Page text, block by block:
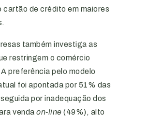
cartão de crédito em maiores
também investiga as
restringem o comércio
preferência pelo modelo
foi apontada por 51% das
por inadequação dos
venda on-line (49%), alto